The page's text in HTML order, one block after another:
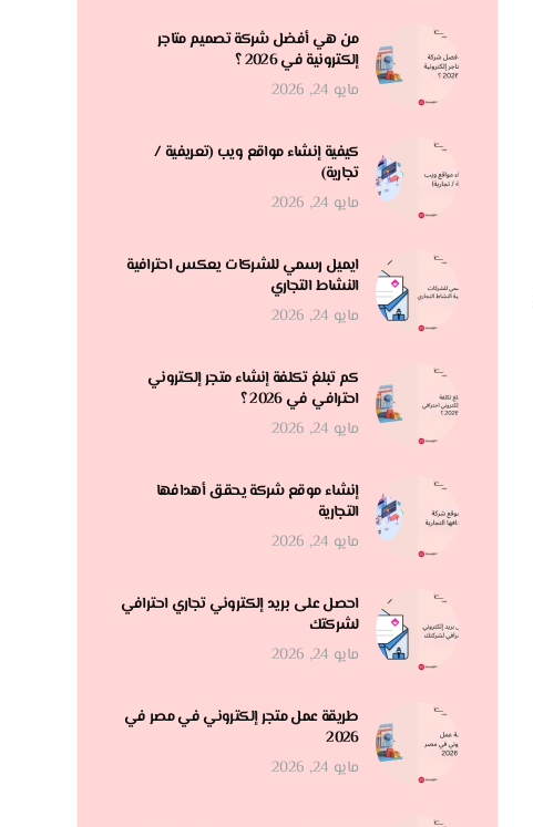
من هي أفضل شركة تصميم متاجر
إلكترونية في 2026 ؟
مايو 24, 2026
كيفية إنشاء مواقع ويب (تعريفية /
تجارية)
مايو 24, 2026
ايميل رسمي للشركات يعكس احترافية
النشاط التجاري
مايو 24, 2026
كم تبلغ تكلفة إنشاء متجر إلكتروني
احترافي في 2026 ؟
مايو 24, 2026
إنشاء موقع شركة يحقق أهدافها
التجارية
مايو 24, 2026
احصل على بريد إلكتروني تجاري احترافي
لشركتك
مايو 24, 2026
طريقة عمل متجر إلكتروني في مصر في
2026
مايو 24, 2026